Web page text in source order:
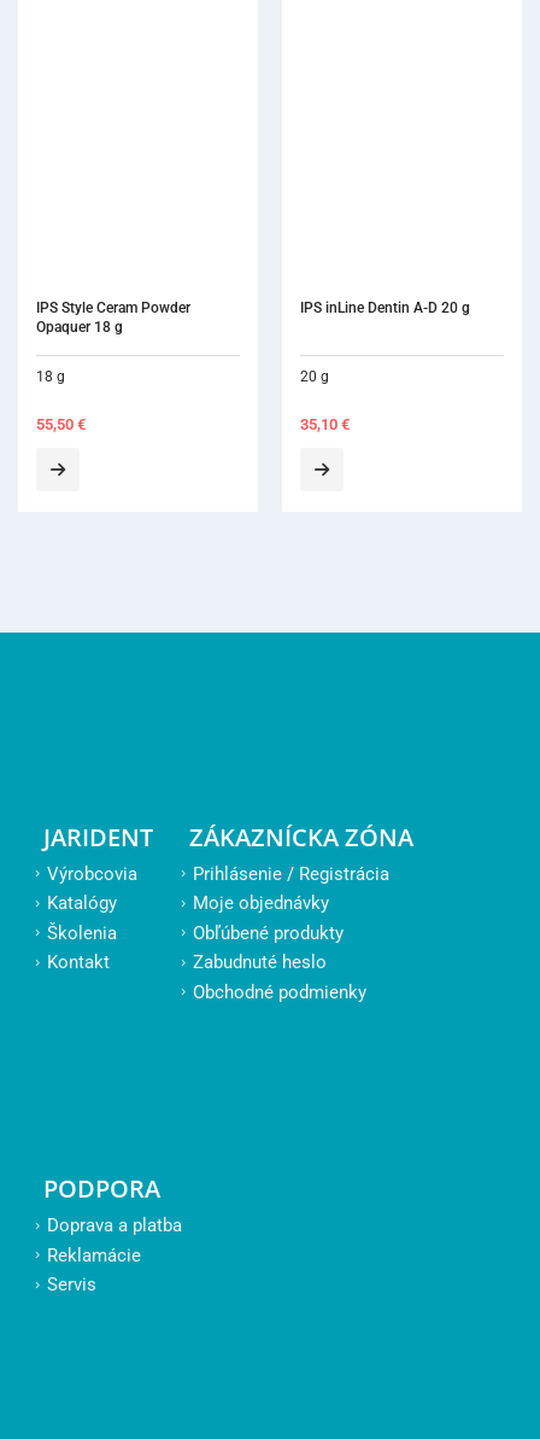
IPS inLine Dentin A-D 20 g
20 g
35,10 €
JARIDENT
Výrobcovia
Katalógy
Školenia
Kontakt
ZÁKAZNÍCKA ZÓNA
Prihlásenie / Registrácia
Moje objednávky
Obľúbené produkty
Zabudnuté heslo
Obchodné podmienky
PODPORA
Doprava a platba
Reklamácie
Servis